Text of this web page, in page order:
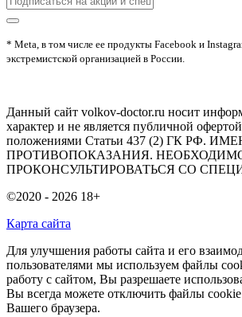
* Meta, в том числе ее продукты Facebook и
экстремистской организацией в России.
Данный сайт volkov-doctor.ru носит
характер и не является публичной
положениями Статьи 437 (2) ГК РФ.
ПРОТИВОПОКАЗАНИЯ.
ПРОКОНСУЛЬТИРОВАТЬСЯ СО
©2020 - 2026 18+
Карта сайта
Для улучшения работы сайта и его
пользователями мы используем файлы
работу с сайтом, Вы разрешаете
Вы всегда можете отключить файлы cookie
Вашего браузера.